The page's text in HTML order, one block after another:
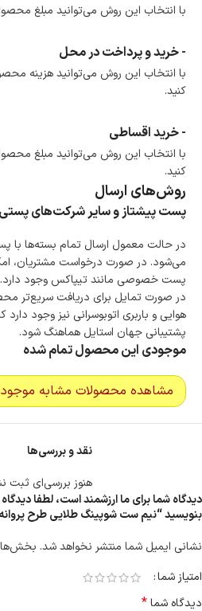
با انتخاب این روش می‌توانید مبلغ
- خرید و پرداخت در محل
با انتخاب این روش می‌توانید هزینه
کنید.
- خرید اقساطی
با انتخاب این روش می‌توانید مبلغ
کنید.
روش‌های ارسال
پست پیشتاز و سایر شرکت‌های پستی
در حالت معمول ارسال تمام بسته‌ها
می‌شود. در صورت درخواست مشتریان،
پست خصوصی مانند تیپاکس وجود دارد.
در صورت تمایل برای دریافت سریع‌تر
هوایی و باربری اتوبوسرانی نیز وجود
پشتیبانی جهان استایل هماهنگ شود.
موجودی این محصول تمام شده
مشاهده محصولات مشابه موجود
نقد و بررسی‌ها
هنوز بررسی‌ای ثبت
دیدگاه شما برای ما ارزشمند است، لطفا
بنویسید “نیم ست شوپینگ طلایی طرح
نشانی ایمیل شما منتشر نخواهد شد.
امتیاز شما
دیدگاه شما*